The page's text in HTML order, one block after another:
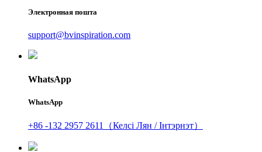
Электронная пошта
support@bvinspiration.com
WhatsApp
WhatsApp
+86 -132 2957 2611（Келсі Лян / Інтэрнэт）